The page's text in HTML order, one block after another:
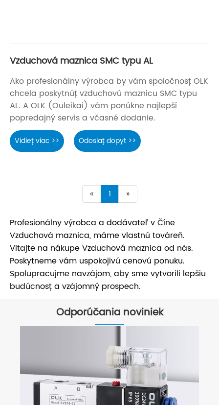
Vzduchová maznica SMC typu AL
Ako profesionálny výrobca by vám spoločnosť OLK
chcela poskytnúť vzduchovú maznicu SMC typu
AL. A OLK (Ouleikai) vám ponúkne najlepší
popredajný servis a včasné dodanie.
Vidieť viac >> Odoslať dopyt >>
« 1 »
Profesionálny výrobca a dodávateľ v Číne
Vzduchová maznica, máme vlastnú továreň.
Vitajte na nákupe Vzduchová maznica od nás.
Poskytneme vám uspokojivú cenovú ponuku.
Spolupracujme navzájom, aby sme vytvorili lepšiu
budúcnosť a vzájomný prospech.
Odporúčania noviniek